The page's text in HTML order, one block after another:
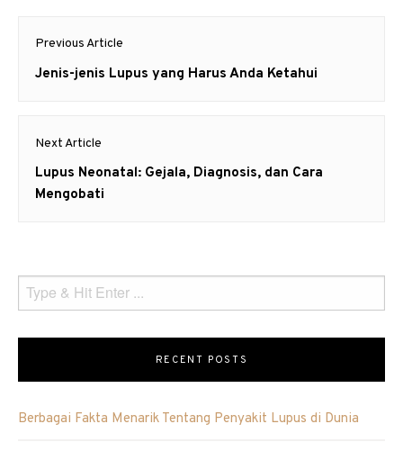
navigation
Previous Article
Previous
Jenis-jenis Lupus yang Harus Anda Ketahui
Next Article
Next
post:
Lupus Neonatal: Gejala, Diagnosis, dan Cara
Mengobati
RECENT POSTS
Berbagai Fakta Menarik Tentang Penyakit Lupus di Dunia